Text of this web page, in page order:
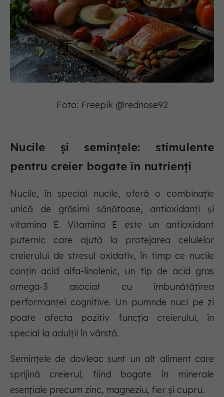
Foto: Freepik @rednose92
Nucile și semințele: stimulente
pentru creier bogate în nutrienți
Nucile, în special nucile, oferă o combinație
unică de grăsimi sănătoase, antioxidanți și
vitamina E. Vitamina E este un antioxidant
puternic care ajută la protejarea celulelor
creierului de stresul oxidativ, în timp ce nucile
conțin acid alfa-linolenic, un tip de acid gras
omega-3 asociat cu îmbunătățirea
performanței cognitive. Un pumnde nuci pe zi
poate afecta pozitiv funcția creierului, în
special la adulții în vârstă.
Semințele de dovleac sunt un alt aliment care
sprijină creierul, fiind bogate în minerale
esențiale precum zinc, magneziu, fier și cupru.